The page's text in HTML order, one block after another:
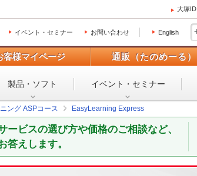
大塚
イベント・セミナー お問い合わせ English
客様マイページ 通販（たのめーる）
製品・ソフト イベント・ セミナー
ング ASPコース EasyLearning Express
ービスの選び方や価格のご相談など、
答えします。